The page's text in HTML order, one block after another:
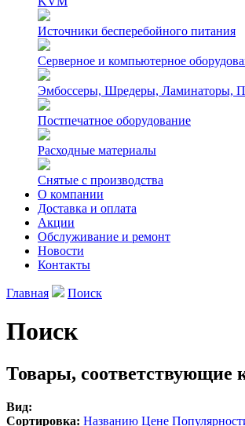
Источники бесперебойного питания
Серверное и компьютерное
Эмбоссеры, Шредеры, Ламинаторы,
Постпечатное оборудование
Расходные материалы
Снятые с производства
О компании
Доставка и оплата
Акции
Обслуживание и ремонт
Новости
Контакты
Главная Поиск
Поиск
Товары, соответствующие
Вид:
Сортировка: Названию Цене